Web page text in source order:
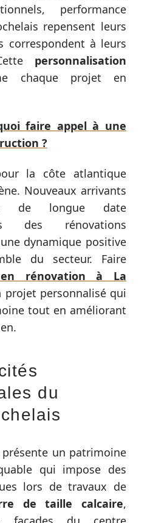
performance
repensent leurs
correspondent à leurs
personnalisation
chaque projet en
faire appel à une
?
la côte atlantique
Nouveaux arrivants
de longue date
des rénovations
dynamique positive
du secteur. Faire
en rénovation à La
projet personnalisé qui
tout en améliorant
du
un patrimoine
qui impose des
lors de travaux de
de taille calcaire,